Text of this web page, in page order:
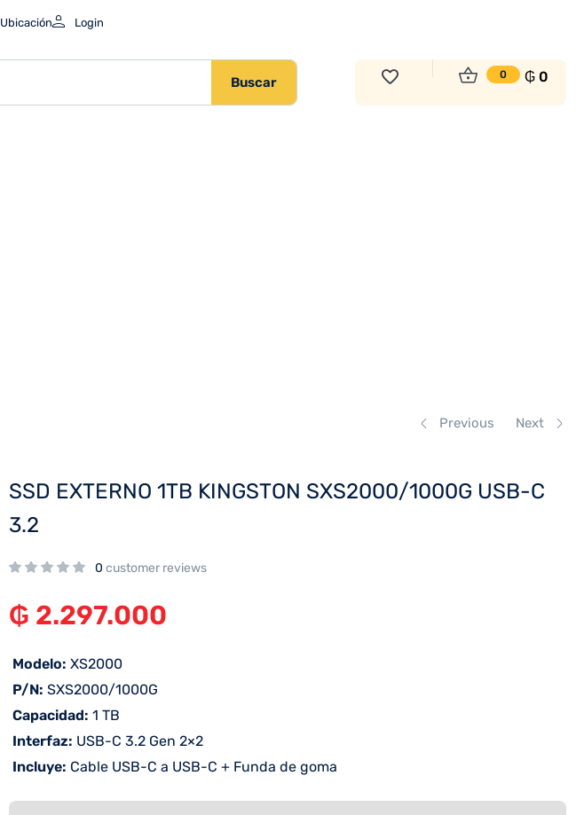
Ubicación Login
Buscar
0 ₲0
Previous Next
SSD EXTERNO 1TB KINGSTON SXS2000/1000G USB-C
3.2
0 customer reviews
₲ 2.297.000
 Modelo: XS2000
 P/N: SXS2000/1000G
 Capacidad: 1 TB
 Interfaz: USB-C 3.2 Gen 2×2
 Incluye: Cable USB-C a USB-C + Funda de goma